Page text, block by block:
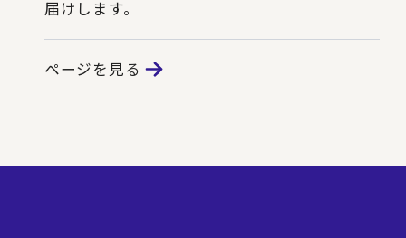
届けします。
ページを見る